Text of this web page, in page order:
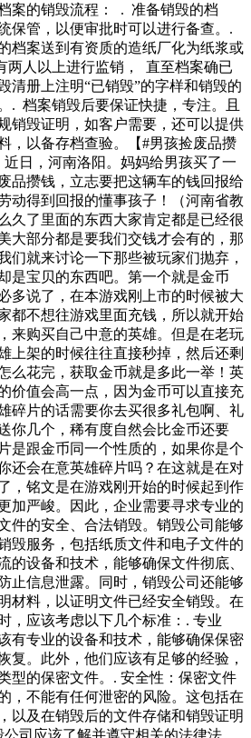
案的销毁流程： . 准备销毁的档
保管，以便审批时可以进行备查。.
档案送到有资质的造纸厂化为纸浆或
两人以上进行监销， 直至档案确已
清册上注明“已销毁”的字样和销毁的
. 档案销毁后要保证快捷，专注。且
销毁证明，如客户需要，还可以提供
，以备存档查验。【#男孩捡废品攒
日，河南洛阳。妈妈给男孩买了一
品攒钱，立志要把这辆车的钱回报给
动得到回报的懂事孩子！（河南省教
久了里面的东西大家肯定都是已经很
大部分都是要我们交钱才会有的，那
们就来讨论一下那些被玩家们抛弃，
是宝贝的东西吧。第一个就是金币
多说了，在本游戏刚上市的时候被大
都不想往游戏里面充钱，所以就开始
来购买自己中意的英雄。但是在老玩
上架的时候往往直接秒掉，然后还剩
么花完，获取金币就是多此一举！英
价值会高一点，因为金币可以直接充
碎片的话需要你去买很多礼包啊、礼
你几个，稀有度自然会比金币还要
是跟金币同一个性质的，如果你是个
还会在意英雄碎片吗？在这就是在对
，铭文是在游戏刚开始的时候起到作
加严峻。因此，企业需要寻求专业的
件的安全、合法销毁。销毁公司能够
毁服务，包括纸质文件和电子文件的
的设备和技术，能够确保文件彻底、
止信息泄露。同时，销毁公司还能够
材料，以证明文件已经安全销毁。在
，应该考虑以下几个标准：. 专业
有专业的设备和技术，能够确保保密
复。此外，他们应该有足够的经验，
型的保密文件。. 安全性：保密文件
，不能有任何泄密的风险。这包括在
以及在销毁后的文件存储和销毁证明